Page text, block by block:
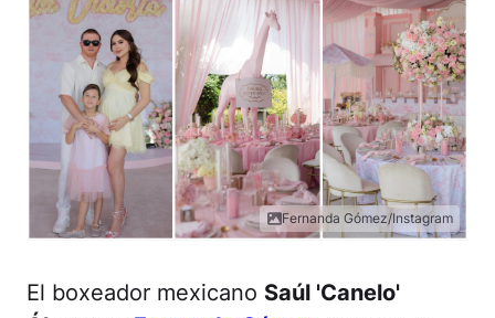
Fernanda Gómez/Instagram
El boxeador mexicano Saúl 'Canelo'